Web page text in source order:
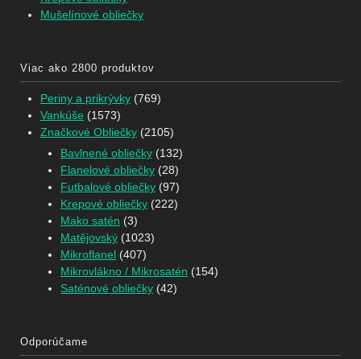
Mušelínové obliečky
Viac ako 2800 produktov
Periny a prikrývky (769)
Vankúše (1573)
Značkové Obliečky (2105)
Bavlnené obliečky (132)
Flanelové obliečky (28)
Futbalové obliečky (97)
Krepové obliečky (222)
Mako satén (3)
Matějovský (1023)
Mikroflanel (407)
Mikrovlákno / Mikrosatén (154)
Saténové obliečky (42)
Odporúčame